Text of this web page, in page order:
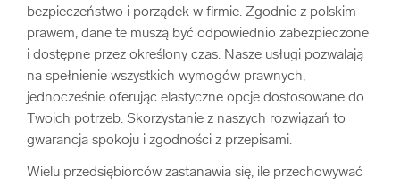
bezpieczeństwo i porządek w firmie. Zgodnie z polskim
prawem, dane te muszą być odpowiednio zabezpieczone
i dostępne przez określony czas. Nasze usługi pozwalają
na spełnienie wszystkich wymogów prawnych,
jednocześnie oferując elastyczne opcje dostosowane do
Twoich potrzeb. Skorzystanie z naszych rozwiązań to
gwarancja spokoju i zgodności z przepisami.
Wielu przedsiębiorców zastanawia się, ile przechowywać